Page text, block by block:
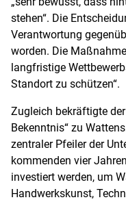
stehen“. Die
Verantwortung
worden. Die
langfristige
Standort zu schützen“.
Zugleich bekräftigte
Bekenntnis“ zu
zentraler Pfeiler der
kommenden vier
investiert werden, um
Handwerkskunst,